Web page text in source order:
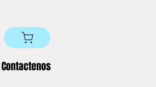
Contactenos